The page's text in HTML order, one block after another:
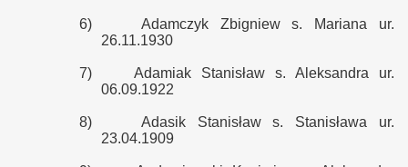
6)
Adamczyk Zbigniew s. Mariana ur.
26.11.1930
7)
Adamiak Stanisław s. Aleksandra ur.
06.09.1922
8)
Adasik Stanisław s. Stanisława ur.
23.04.1909